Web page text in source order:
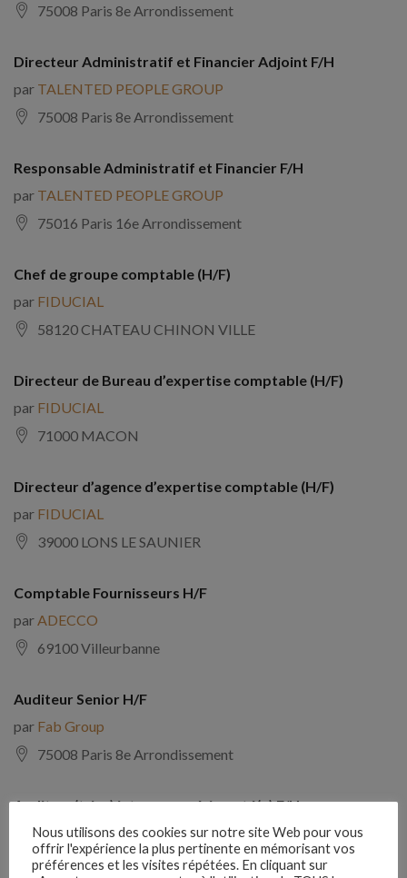
75008 Paris 8e Arrondissement
Directeur Administratif et Financier Adjoint F/H
par TALENTED PEOPLE GROUP
75008 Paris 8e Arrondissement
Responsable Administratif et Financier F/H
par TALENTED PEOPLE GROUP
75016 Paris 16e Arrondissement
Chef de groupe comptable (H/F)
par FIDUCIAL
58120 CHATEAU CHINON VILLE
Directeur de Bureau d’expertise comptable (H/F)
par FIDUCIAL
71000 MACON
Directeur d’agence d’expertise comptable (H/F)
par FIDUCIAL
39000 LONS LE SAUNIER
Comptable Fournisseurs H/F
par ADECCO
69100 Villeurbanne
Auditeur Senior H/F
par Fab Group
75008 Paris 8e Arrondissement
Auditeur(trice) interne expérimenté(e) F/H
parComptabilite Emploi
39130 Châtillon
Nous utilisons des cookies sur notre site Web pour vous
offrir l'expérience la plus pertinente en mémorisant vos
préférences et les visites répétées. En cliquant sur